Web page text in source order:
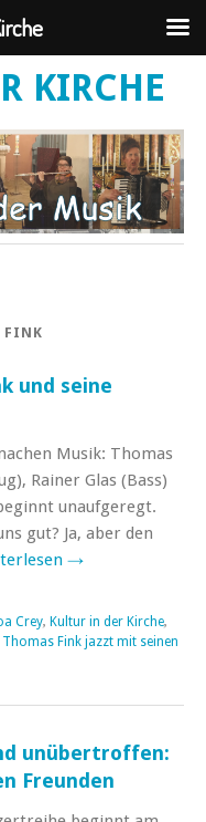
KIRCHE
FINK
und seine
Musik: Thomas
Rainer Glas (Bass)
unaufgeregt.
gut? Ja, aber den
→
Crey, Kultur in der Kirche,
Thomas Fink jazzt mit seinen
unübertroffen:
Freunden